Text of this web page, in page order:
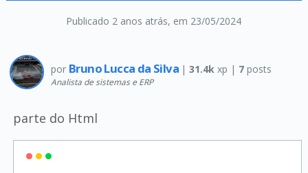
Publicado 2 anos atrás, em 23/05/2024
por Bruno Lucca da Silva |31.4k xp | 7 posts
Analista de sistemas e ERP
parte do Html